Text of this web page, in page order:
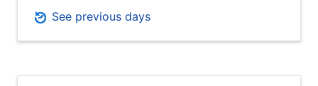
See previous days